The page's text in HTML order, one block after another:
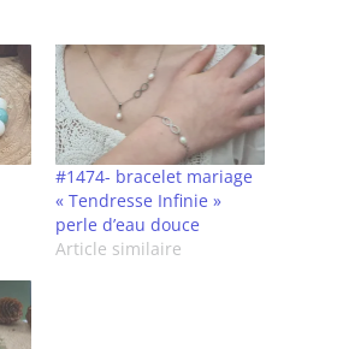
#1474- bracelet mariage
« Tendresse Infinie »
perle d’eau douce
Article similaire